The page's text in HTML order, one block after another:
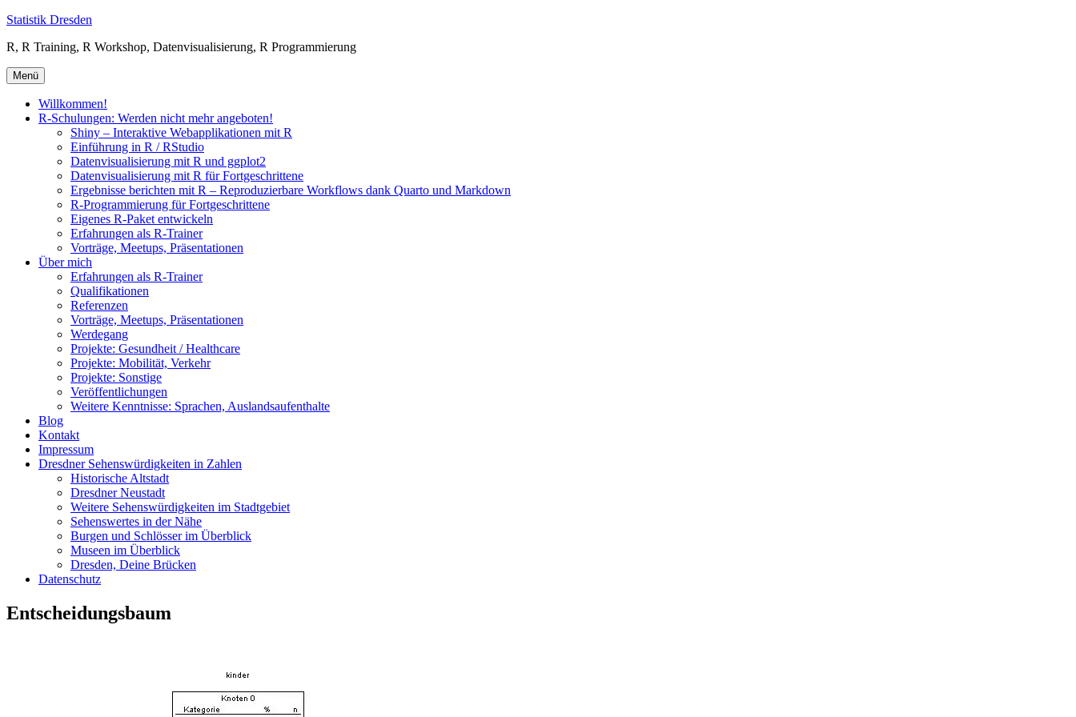
Zum
springen
Statistik Dresden
R, R Training, R Workshop, Datenvisualisierung, R Programmierung
Menü
Willkommen!
R-Schulungen: Werden nicht mehr angeboten!
Shiny – Interaktive Webapplikationen mit R
Einführung in R / RStudio
Datenvisualisierung mit R und ggplot2
Datenvisualisierung mit R für Fortgeschrittene
Ergebnisse berichten mit R – Reproduzierbare Workflows dank Quarto und Markdown
R-Programmierung für Fortgeschrittene
Eigenes R-Paket entwickeln
Erfahrungen als R-Trainer
Vorträge, Meetups, Präsentationen
Über mich
Erfahrungen als R-Trainer
Qualifikationen
Referenzen
Vorträge, Meetups, Präsentationen
Werdegang
Projekte: Gesundheit / Healthcare
Projekte: Mobilität, Verkehr
Projekte: Sonstige
Veröffentlichungen
Weitere Kenntnisse: Sprachen, Auslandsaufenthalte
Blog
Kontakt
Impressum
Dresdner Sehenswürdigkeiten in Zahlen
Historische Altstadt
Dresdner Neustadt
Weitere Sehenswürdigkeiten im Stadtgebiet
Sehenswertes in der Nähe
Burgen und Schlösser im Überblick
Museen im Überblick
Dresden, Deine Brücken
Datenschutz
Entscheidungsbaum